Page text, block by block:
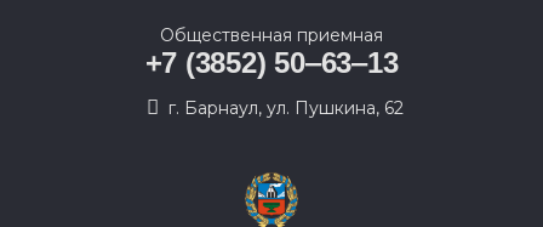
Общественная приемная
+7 (3852) 50‒63‒13
г. Барнаул, ул. Пушкина, 62